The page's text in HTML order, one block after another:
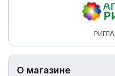
РИГЛА
О магазине